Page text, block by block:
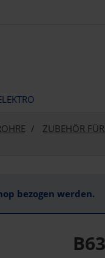
ZUBEHÖR
bezogen werden.
B63